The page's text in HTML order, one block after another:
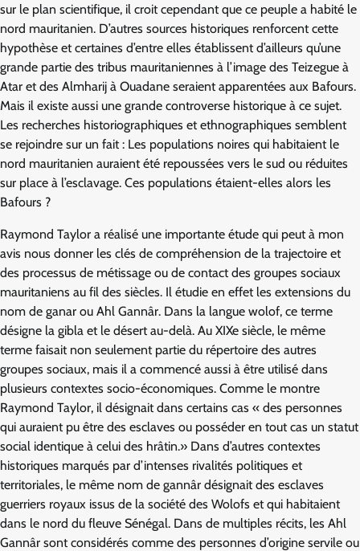
sur le plan scientifique, il croit cependant que ce peuple a habité le
nord mauritanien. D’autres sources historiques renforcent cette
hypothèse et certaines d’entre elles établissent d’ailleurs qu’une
grande partie des tribus mauritaniennes à l’image des Teizegue à
Atar et des Almharij à Ouadane seraient apparentées aux Bafours.
Mais il existe aussi une grande controverse historique à ce sujet.
Les recherches historiographiques et ethnographiques semblent
se rejoindre sur un fait : Les populations noires qui habitaient le
nord mauritanien auraient été repoussées vers le sud ou réduites
sur place à l’esclavage. Ces populations étaient-elles alors les
Bafours ?
Raymond Taylor a réalisé une importante étude qui peut à mon
avis nous donner les clés de compréhension de la trajectoire et
des processus de métissage ou de contact des groupes sociaux
mauritaniens au fil des siècles. Il étudie en effet les extensions du
nom de ganar ou Ahl Gannâr. Dans la langue wolof, ce terme
désigne la gibla et le désert au-delà. Au XIXe siècle, le même
terme faisait non seulement partie du répertoire des autres
groupes sociaux, mais il a commencé aussi à être utilisé dans
plusieurs contextes socio-économiques. Comme le montre
Raymond Taylor, il désignait dans certains cas « des personnes
qui auraient pu être des esclaves ou posséder en tout cas un statut
social identique à celui des hrâtin.» Dans d’autres contextes
historiques marqués par d’intenses rivalités politiques et
territoriales, le même nom de gannâr désignait des esclaves
guerriers royaux issus de la société des Wolofs et qui habitaient
dans le nord du fleuve Sénégal. Dans de multiples récits, les Ahl
Gannâr sont considérés comme des personnes d’origine servile ou